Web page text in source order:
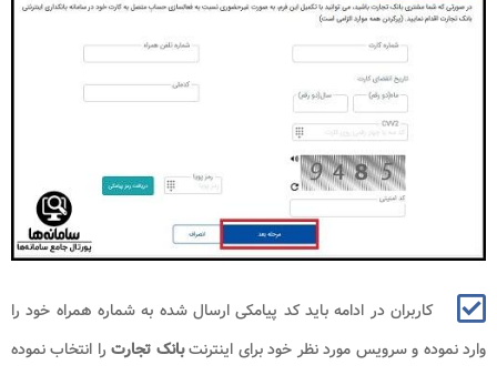
کاربران در ادامه باید کد پیامکی ارسال شده به شماره همراه خود را
وارد نموده و سرویس مورد نظر خود برای اینترنتبانک تجارترا انتخاب نموده